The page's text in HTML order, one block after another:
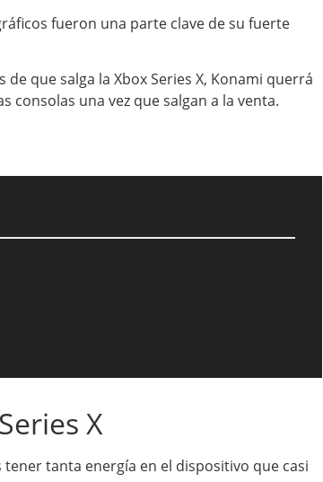
fueron una parte clave de su fuerte
que salga la Xbox Series X, Konami querrá
consolas una vez que salgan a la venta.
X
tanta energía en el dispositivo que casi